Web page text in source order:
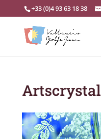
+33 (0)4 93 63 18 38
Artscrystal